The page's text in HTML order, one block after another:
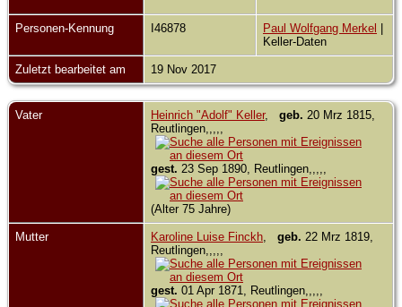
Personen-Kennung I46878 Paul Wolfgang Merkel
Keller-Daten
Zuletzt bearbeitet am 19 Nov 2017
Vater Heinrich "Adolf" Keller, geb. 20 Mrz 1815,
Reutlingen,,,,,
gest. 23 Sep 1890, Reutlingen,,,,,
(Alter 75 Jahre)
Mutter Karoline Luise Finckh, geb. 22 Mrz 1819,
Reutlingen,,,,,
gest. 01 Apr 1871, Reutlingen,,,,,